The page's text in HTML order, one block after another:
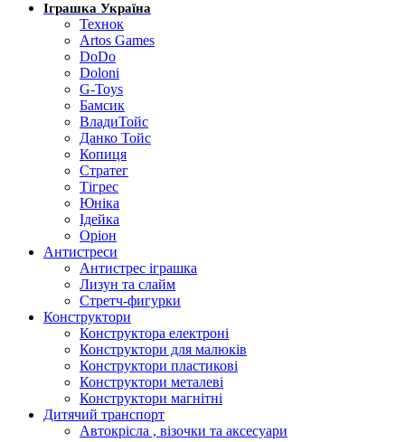
Іграшка Україна
Технок
Artos Games
DoDo
Doloni
G-Toys
Бамсик
ВладиТойс
Данко Тойс
Копиця
Стратег
Тігрес
Юніка
Ідейка
Оріон
Антистреси
Антистрес іграшка
Лизун та слайм
Стретч-фигурки
Конструктори
Конструктора електроні
Конструктори для малюків
Конструктори пластикові
Конструктори металеві
Конструктори магнітні
Дитячий транспорт
Автокрісла , візочки та аксесуари